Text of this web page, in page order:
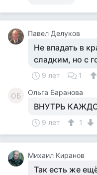
Павел Делуков
Не впадать в
сладким, но с
9 лет 1
ОБ Ольга Баранова
ВНУТРЬ
9 лет 1
Михаил Киранов
Так есть же